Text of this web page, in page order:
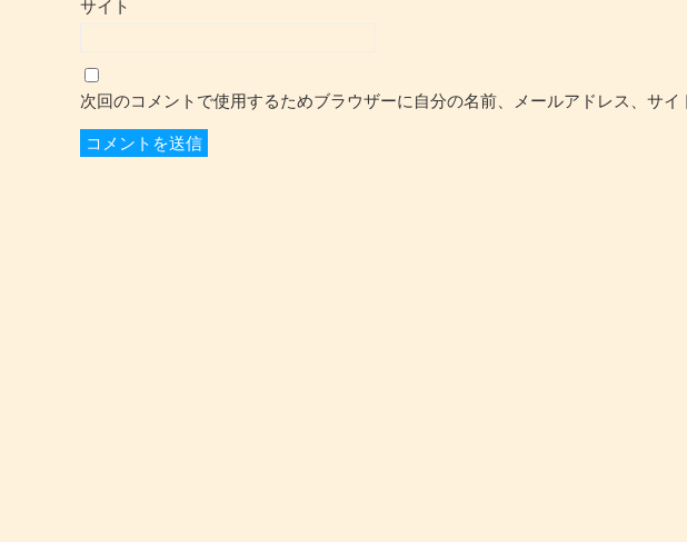
サイト
次回のコメントで使用するためブラウザーに自分の名前、メールアドレス、サイ